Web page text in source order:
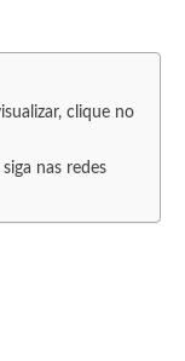
clique no
nas redes